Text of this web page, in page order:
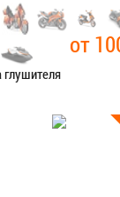
от
глушителя
Сварочные